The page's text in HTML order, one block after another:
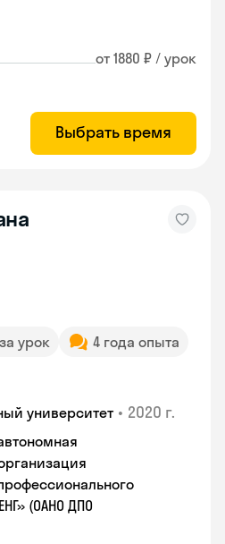
от 1880 ₽ / урок
Выбрать время
урок
4 года опыта
университет • 2020 г.
(ОАНО ДПО